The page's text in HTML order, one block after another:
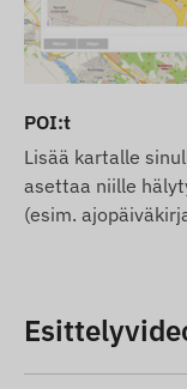
POI:t
Lisää kartalle
asettaa niille
(esim.